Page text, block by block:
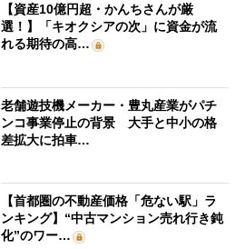
【資産10億円超・かんちさんが厳
選！】「キオクシアの次」に資金が流
れる期待の高…
老舗遊技機メーカー・豊丸産業がパチ
ンコ事業停止の背景 大手と中小の格
差拡大に拍車…
【首都圏の不動産価格「危ない駅」ラ
ンキング】“中古マンション売れ行き鈍
化”のワー…